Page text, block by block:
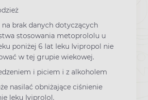
brak danych dotyczących
stosowania metoprololu u
poniżej 6 lat leku Ivipropol nie
w tej grupie wiekowej.
i piciem i z alkoholem
nasilać obniżające ciśnienie
leku Iviprolol.